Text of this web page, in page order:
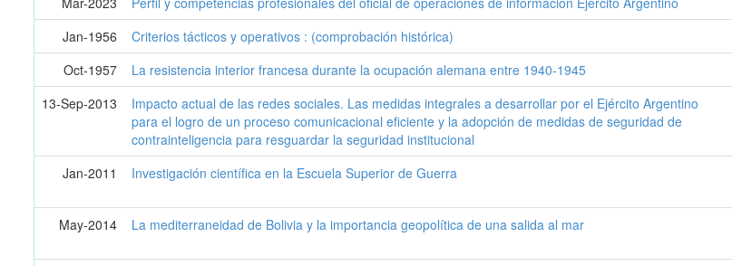
Jan-1956
Criterios tácticos y operativos : (comprobación histórica)
Oct-1957
La resistencia interior francesa durante la ocupación alemana entre 1940-1945
13-Sep-2013
Impacto actual de las redes sociales. Las medidas integrales a desarrollar por el Ejército Argentino
para el logro de un proceso comunicacional eficiente y la adopción de medidas de seguridad de
contrainteligencia para resguardar la seguridad institucional
Jan-2011 Investigación científica en la Escuela Superior de Guerra
May-2014
La mediterraneidad de Bolivia y la importancia geopolítica de una salida al mar